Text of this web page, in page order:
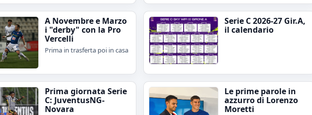
A Novembre e Marzo
i "derby" con la Pro
Vercelli
Prima in trasferta poi in casa
Serie C 2026-27 Gir.A,
il calendario
Prima giornata Serie
C: JuventusNG-
Novara
Le prime parole in
azzurro di Lorenzo
Moretti